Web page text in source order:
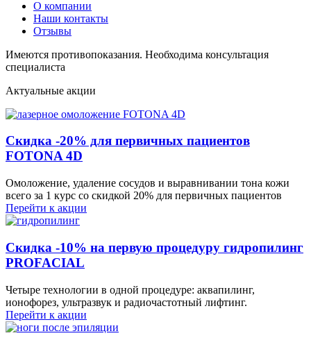
О компании
Наши контакты
Отзывы
Имеются противопоказания. Необходима консультация
специалиста
Актуальные акции
Скидка -20% для первичных пациентов
FOTONA 4D
Омоложение, удаление сосудов и выравнивании тона кожи
всего за 1 курс со скидкой 20% для первичных пациентов
Перейти к акции
Скидка -10% на первую процедуру гидропилинг
PROFACIAL
Четыре технологии в одной процедуре: аквапилинг,
ионофорез, ультразвук и радиочастотный лифтинг.
Перейти к акции